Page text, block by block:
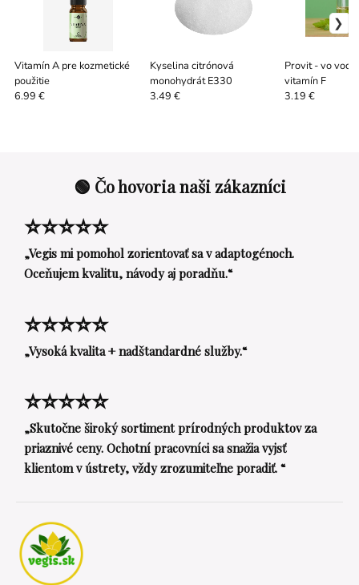
Vitamín A pre kozmetické
použitie
6.99 €
Kyselina citrónová
monohydrát E330
3.49 €
Provit - vo
vitamín F
3.19 €
🟢 Čo hovoria naši zákazníci
⭐⭐⭐⭐⭐
„Vegis mi pomohol zorientovať sa v adaptogénoch.
Oceňujem kvalitu, návody aj poradňu.“
⭐⭐⭐⭐⭐
„Vysoká kvalita + nadštandardné služby.“
⭐⭐⭐⭐⭐
„Skutočne široký sortiment prírodných produktov za
priaznivé ceny. Ochotní pracovníci sa snažia vyjsť
klientom v ústrety, vždy zrozumiteľne poradiť. “